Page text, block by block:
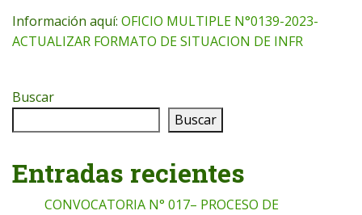
Información aquí: OFICIO MULTIPLE N°0139-2023-
ACTUALIZAR FORMATO DE SITUACION DE INFR
Buscar
Buscar
Entradas recientes
CONVOCATORIA N° 017– PROCESO DE